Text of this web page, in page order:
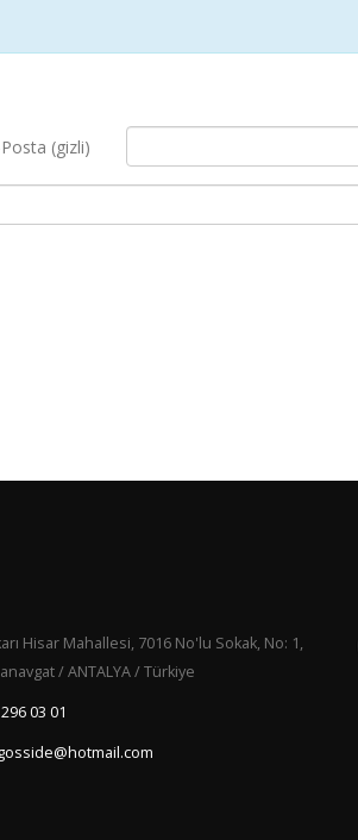
(gizli)
Hisar Mahallesi, 7016 No'lu Sokak, No: 1,
/ ANTALYA / Türkiye
03 01